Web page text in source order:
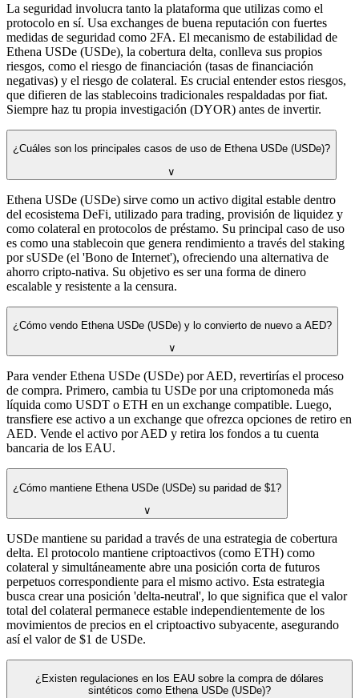
La seguridad involucra tanto la plataforma que utilizas como el
protocolo en sí. Usa exchanges de buena reputación con fuertes
medidas de seguridad como 2FA. El mecanismo de estabilidad de
Ethena USDe (USDe), la cobertura delta, conlleva sus propios
riesgos, como el riesgo de financiación (tasas de financiación
negativas) y el riesgo de colateral. Es crucial entender estos riesgos,
que difieren de las stablecoins tradicionales respaldadas por fiat.
Siempre haz tu propia investigación (DYOR) antes de invertir.
¿Cuáles son los principales casos de uso de Ethena USDe (USDe)?
∨
Ethena USDe (USDe) sirve como un activo digital estable dentro
del ecosistema DeFi, utilizado para trading, provisión de liquidez y
como colateral en protocolos de préstamo. Su principal caso de uso
es como una stablecoin que genera rendimiento a través del staking
por sUSDe (el 'Bono de Internet'), ofreciendo una alternativa de
ahorro cripto-nativa. Su objetivo es ser una forma de dinero
escalable y resistente a la censura.
¿Cómo vendo Ethena USDe (USDe) y lo convierto de nuevo a AED?
∨
Para vender Ethena USDe (USDe) por AED, revertirías el proceso
de compra. Primero, cambia tu USDe por una criptomoneda más
líquida como USDT o ETH en un exchange compatible. Luego,
transfiere ese activo a un exchange que ofrezca opciones de retiro en
AED. Vende el activo por AED y retira los fondos a tu cuenta
bancaria de los EAU.
¿Cómo mantiene Ethena USDe (USDe) su paridad de $1?
∨
USDe mantiene su paridad a través de una estrategia de cobertura
delta. El protocolo mantiene criptoactivos (como ETH) como
colateral y simultáneamente abre una posición corta de futuros
perpetuos correspondiente para el mismo activo. Esta estrategia
busca crear una posición 'delta-neutral', lo que significa que el valor
total del colateral permanece estable independientemente de los
movimientos de precios en el criptoactivo subyacente, asegurando
así el valor de $1 de USDe.
¿Existen regulaciones en los EAU sobre la compra de dólares
sintéticos como Ethena USDe (USDe)?